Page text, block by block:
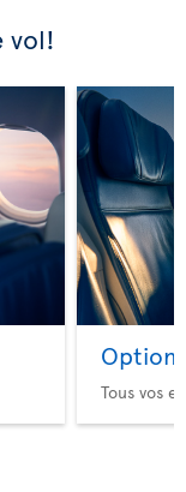
vol!
Option
Tous vos